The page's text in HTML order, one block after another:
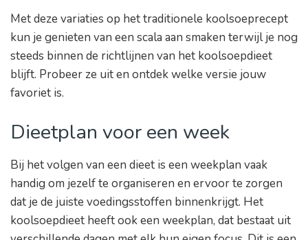
Met deze variaties op het traditionele koolsoeprecept
kun je genieten van een scala aan smaken terwijl je nog
steeds binnen de richtlijnen van het koolsoepdieet
blijft. Probeer ze uit en ontdek welke versie jouw
favoriet is.
Dieetplan voor een week
Bij het volgen van een dieet is een weekplan vaak
handig om jezelf te organiseren en ervoor te zorgen
dat je de juiste voedingsstoffen binnenkrijgt. Het
koolsoepdieet heeft ook een weekplan, dat bestaat uit